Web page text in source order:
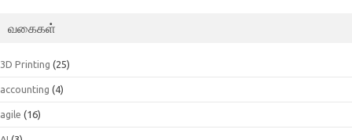
வகைகள்
3D Printing (25)
accounting (4)
agile (16)